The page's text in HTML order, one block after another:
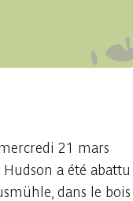
21 mars
a été abattu
dans le bois